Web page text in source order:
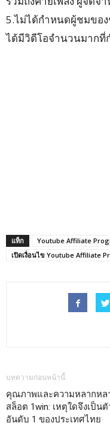
5.ไม่ได้กำหนดผู้ชมของ
ได้มีวิดีโอจำนวนมากที่
แท็ก
Youtube Affiliate
เปิดเงื่อนไข Youtube Affiliate
บทความก่อนหน้านี้
คุณภาพและความหลากหล
สล็อต 1win: เหตุใดจึงเป็นตั
อันดับ 1 ของประเทศไทย